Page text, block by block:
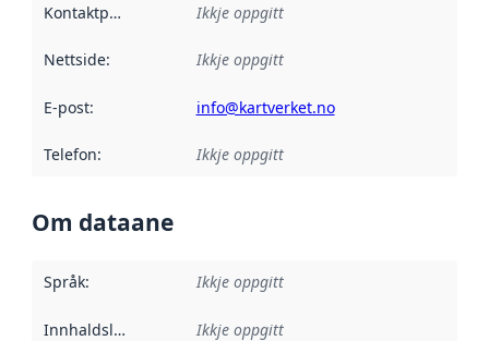
Kontaktpunkt Ikkje oppgitt
Nettside: Ikkje oppgitt
E-post: info@kartverket.no
Telefon: Ikkje oppgitt
Om dataane
Språk: Ikkje oppgitt
Innhaldsleverandørar :
Ikkje oppgitt